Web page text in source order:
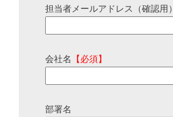
担当者メールアドレス（確認用）
会社名 【必須】
部署名